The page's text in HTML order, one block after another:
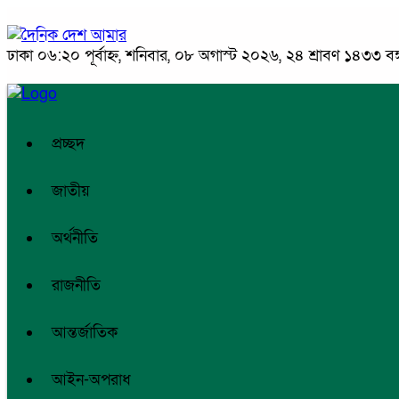
ঢাকা ০৬:২০ পূর্বাহ্ন, শনিবার, ০৮ অগাস্ট ২০২৬, ২৪ শ্রাবণ ১৪৩৩
প্রচ্ছদ
জাতীয়
অর্থনীতি
রাজনীতি
আন্তর্জাতিক
আইন-অপরাধ